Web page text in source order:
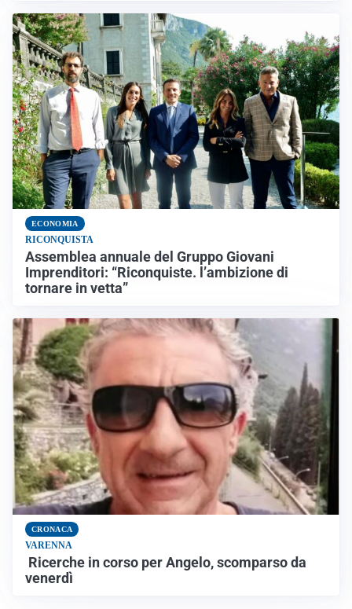
ECONOMIA
RICONQUISTA
Assemblea annuale del Gruppo Giovani
Imprenditori: “Riconquiste. l’ambizione di
tornare in vetta”
CRONACA
VARENNA
Ricerche in corso per Angelo, scomparso da
venerdì